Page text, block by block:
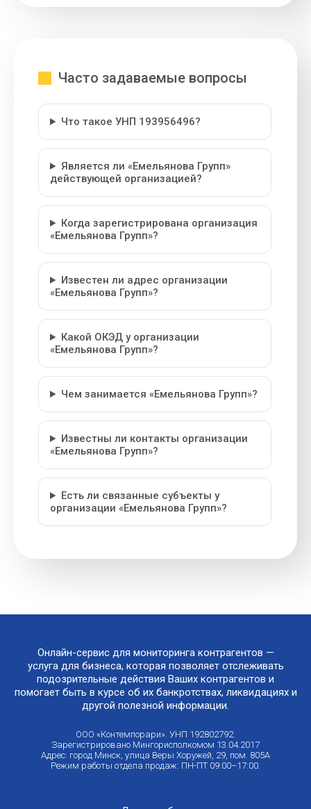
Часто задаваемые вопросы
Что такое УНП 193956496?
Является ли «Емельянова Групп»
действующей организацией?
Когда зарегистрирована организация
«Емельянова Групп»?
Известен ли адрес организации
«Емельянова Групп»?
Какой ОКЭД у организации
«Емельянова Групп»?
Чем занимается «Емельянова Групп»?
Известны ли контакты организации
«Емельянова Групп»?
Есть ли связанные субъекты у
организации «Емельянова Групп»?
Онлайн-сервис для мониторинга контрагентов —
услуга для бизнеса, которая позволяет отслеживать
подозрительные действия Ваших контрагентов и
помогает быть в курсе об их банкротствах, ликвидациях и
другой полезной информации.
ООО «Контемпорари». УНП 192802792.
Зарегистрировано Мингорисполкомом 13.04.2017
Адрес: город Минск, улица Веры Хоружей, 29, пом. 805А
Режим работы отдела продаж: ПН-ПТ 09:00–17:00.